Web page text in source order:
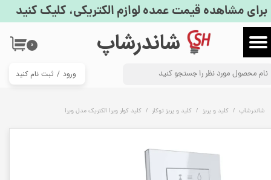
​شاندرشاپ
ورود / ثبت نام کنید
حساب کاربری من
تغییر گذر واژه
سفارشات
خروج از حساب کاربری
۰
برای مشاهده قیمت عمده لوازم الکتریکی، کلیک کنید
شاندرشاپ کلید و پریز کلید و پریز توکار کلید کولر ویرا الکتریک مدل ویرا